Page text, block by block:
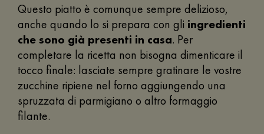
Questo piatto è comunque sempre delizioso,
anche quando lo si prepara con gli ingredienti
che sono già presenti in casa. Per
completare la ricetta non bisogna dimenticare il
tocco finale: lasciate sempre gratinare le vostre
zucchine ripiene nel forno aggiungendo una
spruzzata di parmigiano o altro formaggio
filante.